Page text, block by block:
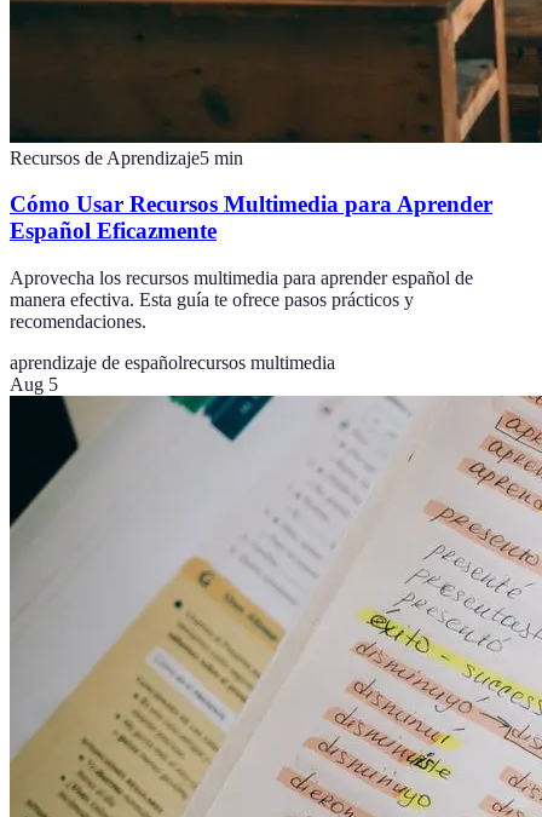
Recursos de Aprendizaje5 min
Cómo Usar Recursos Multimedia para Aprender
Español Eficazmente
Aprovecha los recursos multimedia para aprender español de
manera efectiva. Esta guía te ofrece pasos prácticos y
recomendaciones.
aprendizaje de españolrecursos multimedia
Aug 5